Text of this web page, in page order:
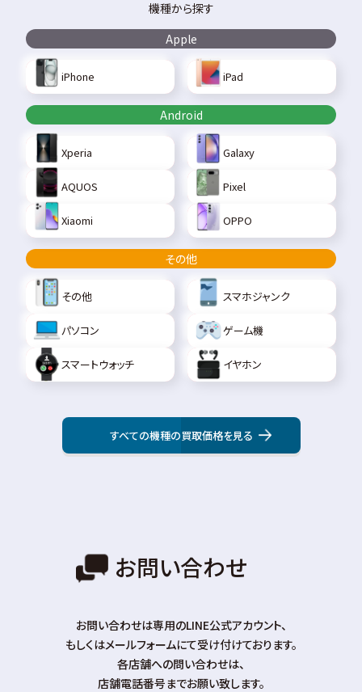
機種から探す
Apple
iPhone iPad
Android
Xperia Galaxy
AQUOS Pixel
Xiaomi OPPO
その他
その他 スマホジャンク
パソコン ゲーム機
スマートウォッチ イヤホン
すべての機種の買取価格を見る
お問い合わせ
お問い合わせは専⽤のLINE公式アカウント、
もしくはメールフォームにて受け付けております。
各店舗への問い合わせは、
店舗電話番号までお願い致します。